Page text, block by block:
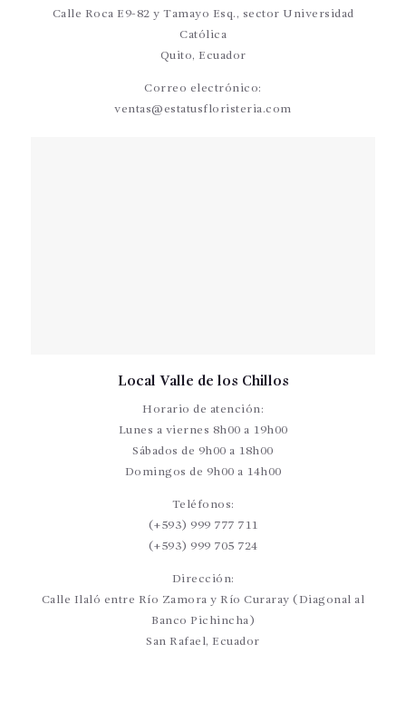
Calle Roca E9-82 y Tamayo Esq., sector Universidad
Católica
Quito, Ecuador
Correo electrónico:
ventas@estatusfloristeria.com
Local Valle de los Chillos
Horario de atención:
Lunes a viernes 8h00 a 19h00
Sábados de 9h00 a 18h00
Domingos de 9h00 a 14h00
Teléfonos:
(+593) 999 777 711
(+593) 999 705 724
Dirección:
Calle Ilaló entre Río Zamora y Río Curaray (Diagonal al
Banco Pichincha)
San Rafael, Ecuador